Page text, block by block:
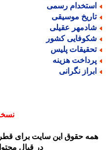
رسمی
موسیقی
عقیلی
کشور
پلیس
هزینه
نگرانی
نسخه
حقوق این سایت برای
در قبال